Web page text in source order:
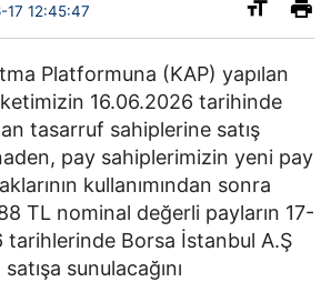
17 12:45:47
Platformuna (KAP) yapılan
16.06.2026 tarihinde
tasarruf sahiplerine satış
pay sahiplerimizin yeni pay
kullanımından sonra
TL nominal değerli payların 17-
tarihlerinde Borsa İstanbul A.Ş
sunulacağını